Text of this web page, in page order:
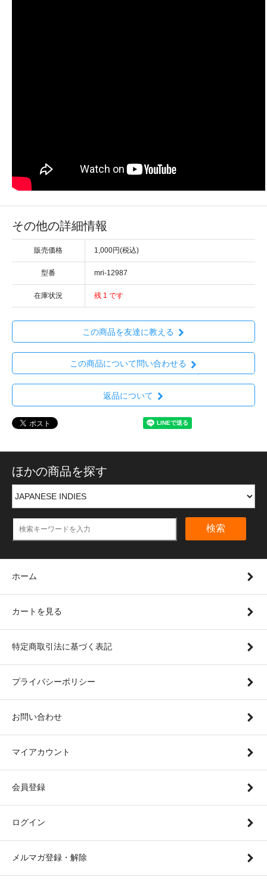
その他の詳細情報
販売価格 1,000円(税込)
型番 mri-12987
在庫状況 残 1 です
この商品を友達に教える
この商品について問い合わせる
返品について
ほかの商品を探す
検索
ホーム
カートを見る
特定商取引法に基づく表記
プライバシーポリシー
お問い合わせ
マイアカウント
会員登録
ログイン
メルマガ登録・解除